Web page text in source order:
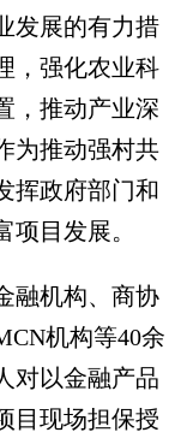
发展的有力措
，强化农业科
，推动产业深
为推动强村共
挥政府部门和
目发展。
机构、商协
机构等40余
对以金融产品
目现场担保授